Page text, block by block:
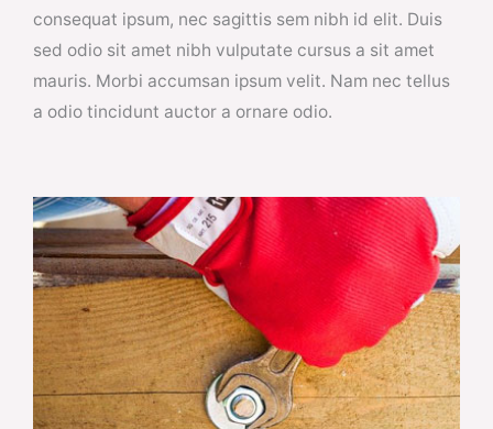
consequat ipsum, nec sagittis sem nibh id elit. Duis
sed odio sit amet nibh vulputate cursus a sit amet
mauris. Morbi accumsan ipsum velit. Nam nec tellus
a odio tincidunt auctor a ornare odio.